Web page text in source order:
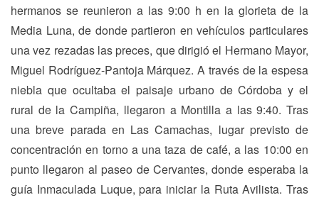
hermanos se reunieron a las 9:00 h en la glorieta de la
Media Luna, de donde partieron en vehículos particulares
una vez rezadas las preces, que dirigió el Hermano Mayor,
Miguel Rodríguez-Pantoja Márquez. A través de la espesa
niebla que ocultaba el paisaje urbano de Córdoba y el
rural de la Campiña, llegaron a Montilla a las 9:40. Tras
una breve parada en Las Camachas, lugar previsto de
concentración en torno a una taza de café, a las 10:00 en
punto llegaron al paseo de Cervantes, donde esperaba la
guía Inmaculada Luque, para iniciar la Ruta Avilista. Tras